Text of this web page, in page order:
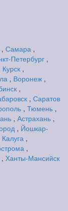
, Самара ,
Петербург ,
Курск ,
, Воронеж ,
,
, Саратов
, Тюмень ,
, Астрахань ,
, Йошкар-
Калуга ,
,
, Ханты-Мансийск